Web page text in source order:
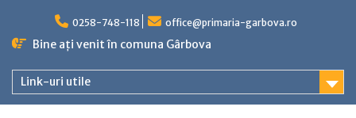
content
0258-748-118 office@primaria-garbova.ro
Bine ați venit în comuna Gârbova
Link-uri utile